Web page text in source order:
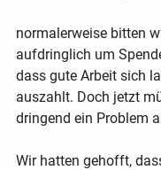
normalerweise bitten
aufdringlich um
dass gute Arbeit sich
auszahlt. Doch jetzt
dringend ein Problem
Wir hatten gehofft,